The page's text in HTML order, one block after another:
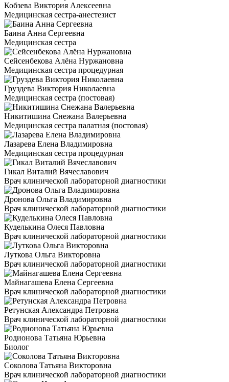
Кобзева Виктория Алексеевна
Медицинская сестра-анестезист
Баина Анна Сергеевна
Медицинская сестра
Сейсенбекова Алёна Нуржановна
Медицинская сестра процедурная
Груздева Виктория Николаевна
Медицинская сестра (постовая)
Никитишина Снежана Валерьевна
Медицинская сестра палатная (постовая)
Лазарева Елена Владимировна
Медицинская сестра процедурная
Гикал Виталий Вячеславович
Врач клинической лабораторной диагностики
Дронова Ольга Владимировна
Врач клинической лабораторной диагностики
Куделькина Олеся Павловна
Врач клинической лабораторной диагностики
Луткова Ольга Викторовна
Врач клинической лабораторной диагностики
Майнагашева Елена Сергеевна
Врач клинической лабораторной диагностики
Ретунская Александра Петровна
Врач клинической лабораторной диагностики
Родионова Татьяна Юрьевна
Биолог
Соколова Татьяна Викторовна
Врач клинической лабораторной диагностики